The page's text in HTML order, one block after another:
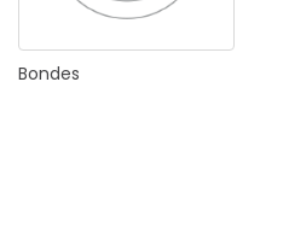
Bondes